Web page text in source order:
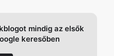
mindig az elsők
keresőben